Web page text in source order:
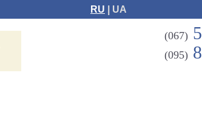
RU | UA
(067)
(095)